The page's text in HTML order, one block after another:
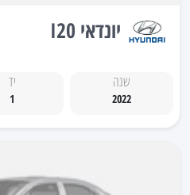
יונדאי I20
שנה
2022
יד
1